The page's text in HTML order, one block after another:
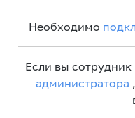
Необходимо
Если вы сотрудник
администратора